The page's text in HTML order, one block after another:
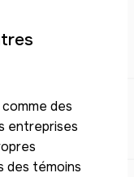
des
entreprises
des témoins